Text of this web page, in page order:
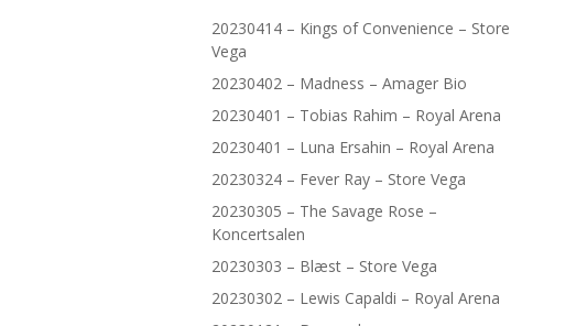
20230414 – Kings of Convenience – Store
Vega
20230402 – Madness – Amager Bio
20230401 – Tobias Rahim – Royal Arena
20230401 – Luna Ersahin – Royal Arena
20230324 – Fever Ray – Store Vega
20230305 – The Savage Rose –
Koncertsalen
20230303 – Blæst – Store Vega
20230302 – Lewis Capaldi – Royal Arena